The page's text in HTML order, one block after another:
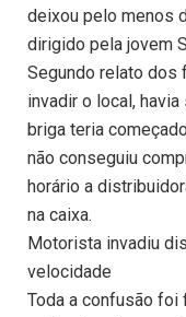
deixou pelo menos
dirigido pela jovem
Segundo relato dos
invadir o local,
briga teria
não conseguiu
horário a
na caixa.
Motorista invadiu
velocidade
Toda a confusão